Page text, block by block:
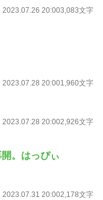
2023.07.26 20:003,083文字
2023.07.28 20:001,960文字
2023.07.28 20:002,926文字
。はっぴぃ
2023.07.31 20:002,178文字